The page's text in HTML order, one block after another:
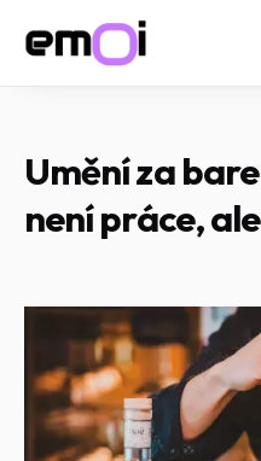
Umění za
není práce,